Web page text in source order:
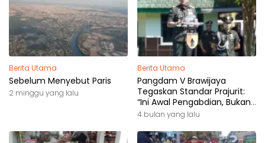
Berita Utama
Sebelum Menyebut Paris
2 minggu yang lalu
Berita Utama
Pangdam V Brawijaya
Tegaskan Standar Prajurit:
“Ini Awal Pengabdian, Bukan
Akhir Perjalanan”
4 bulan yang lalu